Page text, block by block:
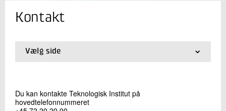
+45 72 20 20 00
Kontakt os
Kontakt
Vælg side
01.Kontakt
04. Telefonbog
Du kan kontakte Teknologisk Institut på
hovedtelefonnummeret